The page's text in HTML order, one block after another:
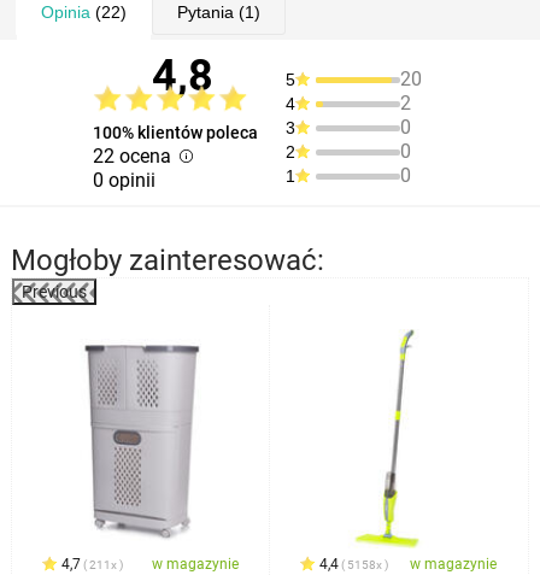
Opinia (22) Pytania (1)
4,8
100% klientów poleca
22 ocena
0 opinii
5 20
4 2
3 0
2 0
1 0
Mogłoby zainteresować:
Previous
4,7 211x w magazynie 4,4 5158x w magazynie